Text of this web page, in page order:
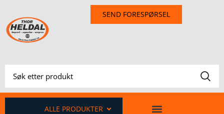
SEND FORESPØRSEL
ALLE PRODUKTER